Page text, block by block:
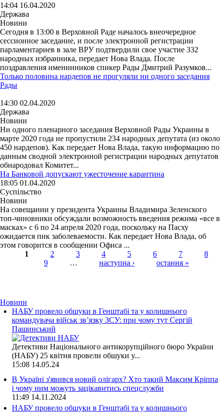
14:04 16.04.2020
Держава
Новини
Сегодня в 13:00 в Верховной Раде началось внеочередное
сессионное заседание, и после электронной регистрации
парламентариев в зале ВРУ подтвердили свое участие 332
народных избранника, передает Нова Влада. После
поздравления именинников спикер Рады Дмитрий Разумков...
Только половина нардепов не прогуляли ни одного заседания
Рады
14:30 02.04.2020
Держава
Новини
Ни одного пленарного заседания Верховной Рады Украины в
марте 2020 года не пропустили 234 народных депутата (из около
450 нардепов). Как передает Нова Влада, такую информацию по
данным сводной электронной регистрации народных депутатов
обнародовал Комитет...
На Банковой допускают ужесточение карантина
18:05 01.04.2020
Суспільство
Новини
На совещании у президента Украины Владимира Зеленского
топ-чиновники обсуждали возможность введения режима «все в
масках» с 6 по 24 апреля 2020 года, поскольку на Пасху
ожидается пик заболеваемости. Как передает Нова Влада, об
этом говорится в сообщении Офиса ...
Страницы
1 2 3 4 5 6 7
8
9
… наступна › остання »
Новини
НАБУ провело обшуки в Генштабі та у колишнього
командувача військ зв’язку ЗСУ: при чому тут Сергій
Пашинський
Детективи Національного антикорупційного бюро України
(НАБУ) 25 квітня провели обшуки у...
15:08 14.05.24
В Україні з'явився новий олігарх? Хто такий Максим Кріппа
і чому ним можуть зацікавитись спецслужби
11:49 14.11.2024
НАБУ провело обшуки в Генштабі та у колишнього